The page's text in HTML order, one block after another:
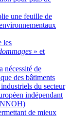
une feuille de
les
» et
nécessité de
des bâtiments
du secteur
indépendant
de mieux